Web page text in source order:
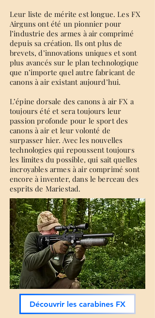
Leur liste de mérite est longue. Les FX
Airguns ont été un pionnier pour
l’industrie des armes à air comprimé
depuis sa création. Ils ont plus de
brevets, d’innovations uniques et sont
plus avancés sur le plan technologique
que n’importe quel autre fabricant de
canons à air existant aujourd’hui.
L’épine dorsale des canons à air FX a
toujours été et sera toujours leur
passion profonde pour le sport des
canons à air et leur volonté de
surpasser hier. Avec les nouvelles
technologies qui repoussent toujours
les limites du possible, qui sait quelles
incroyables armes à air comprimé sont
encore à inventer, dans le berceau des
esprits de Mariestad.
Découvrir les carabines FX